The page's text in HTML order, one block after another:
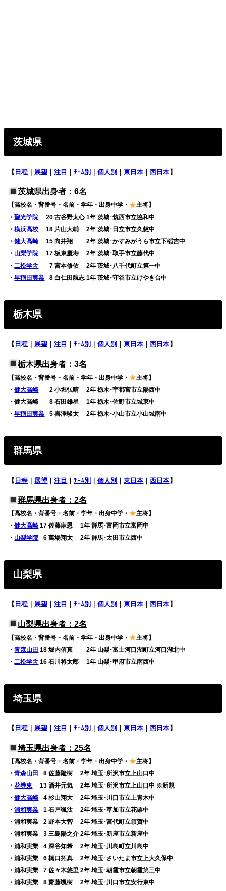
茨城県
【 日程 展望 ｜注目 ｜ﾁｰﾑ別 ｜個人別 ｜東日本 ｜西日本】
茨城県出身者：6名
【高校名・背番号・名前・学年・出身中学・
主将】
・聖光学院 20 古谷野太心 1年 茨城･筑西市立協和中
・横浜高校 18 片山大輔 2年 茨城･日立市立久慈中
・健大高崎 15 向井翔 2年 茨城･かすみがうら市立下稲吉中
・ 山梨学院 17 板東慶寿 2年 茨城･取手市立藤代中
・二松学舎 07 宮本修佑 2年 茨城･八千代町立第一中
・早稲田実業 08 白仁田航志 1年 茨城･守谷市立けやき台中
栃木県
【 日程 展望 ｜注目 ｜ﾁｰﾑ別 ｜個人別 ｜東日本 ｜西日本】
栃木県出身者：3名
【高校名・背番号・名前・学年・出身中学・
主将】
・健大高崎 02 小堀弘晴 2年 栃木･宇都宮市立陽西中
・健大高崎
08 石田雄星 1年 栃木･佐野市立城東中
・早稲田実業 05 喜澤駿太 2年 栃木･小山市立小山城南中
群馬県
【 日程 展望 ｜注目 ｜ﾁｰﾑ別 ｜個人別 ｜東日本 ｜西日本】
群馬県出身者：2名
【高校名・背番号・名前・学年・出身中学・
主将】
・健大高崎 17 佐藤麻恩 1年 群馬･富岡市立富岡中
・ 山梨学院 06 萬場翔太 2年 群馬･太田市立西中
山梨県
【 日程 展望 ｜注目 ｜ﾁｰﾑ別 ｜個人別 ｜東日本 ｜西日本】
山梨県出身者：2名
【高校名・背番号・名前・学年・出身中学・
主将】
・青森山田 18 堀内侑真 2年 山梨･富士河口湖町立河口湖北中
・二松学舎 16 石川将太郎 1年 山梨･甲府市立南西中
埼玉県
【 日程 ｜ 展望 ｜注目 ｜ﾁｰﾑ別 ｜個人別 ｜東日本 ｜西日本】
埼玉県出身者：25名
【高校名・背番号・名前・学年・出身中学・
主将】
・青森山田 08 佐藤隆樹 2年 埼玉･所沢市立上山口中
・花巻東 13 酒井元気 2年 埼玉･所沢市立上山口中 ※新規
・健大高崎 04 杉山翔大 2年 埼玉･川口市立上青木中
・浦和実業 01 石戸颯汰 2年 埼玉･草加市立花栗中
・浦和実業
02 野本大智 2年 埼玉･宮代町立須賀中
・浦和実業
03 三島陽之介 2年 埼玉･新座市立新座中
・浦和実業
04 深谷知希 2年 埼玉･川島町立川島中
・浦和実業
06 橋口拓真 2年 埼玉･さいたま市立上大久保中
・浦和実業
07 佐々木悠里 2年 埼玉･朝霞市立朝霞第三中
・浦和実業
08 齋藤颯樹 2年 埼玉･川口市立安行東中